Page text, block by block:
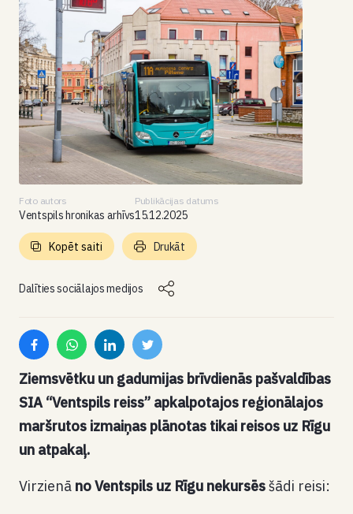
Foto autors
Ventspils hronikas arhīvs
Publikācijas datums
15.12.2025
Dalīties sociālajos medijos
Kopēt saiti Drukāt
Ziemsvētku un gadumijas brīvdienās pašvaldības
SIA “Ventspils reiss” apkalpotajos reģionālajos
maršrutos izmaiņas plānotas tikai reisos uz Rīgu
un atpakaļ.
Virzienā no Ventspils uz Rīgu nekursēsšādi reisi: